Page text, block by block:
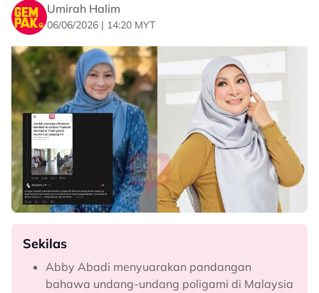
Umirah Halim
06/06/2026 | 14:20 MYT
Sekilas
Abby Abadi menyuarakan pandangan
bahawa undang-undang poligami di Malaysia